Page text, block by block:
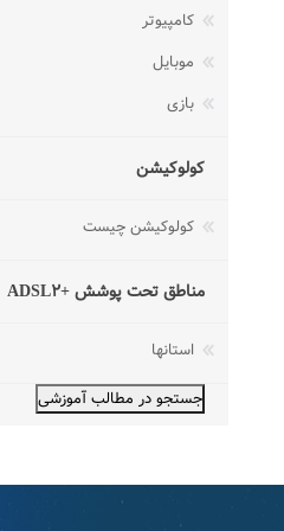
کامپیوتر
موبایل
بازی
کولوکیشن
کولوکیشن چیست
مناطق تحت پوشش +ADSL۲
استانها